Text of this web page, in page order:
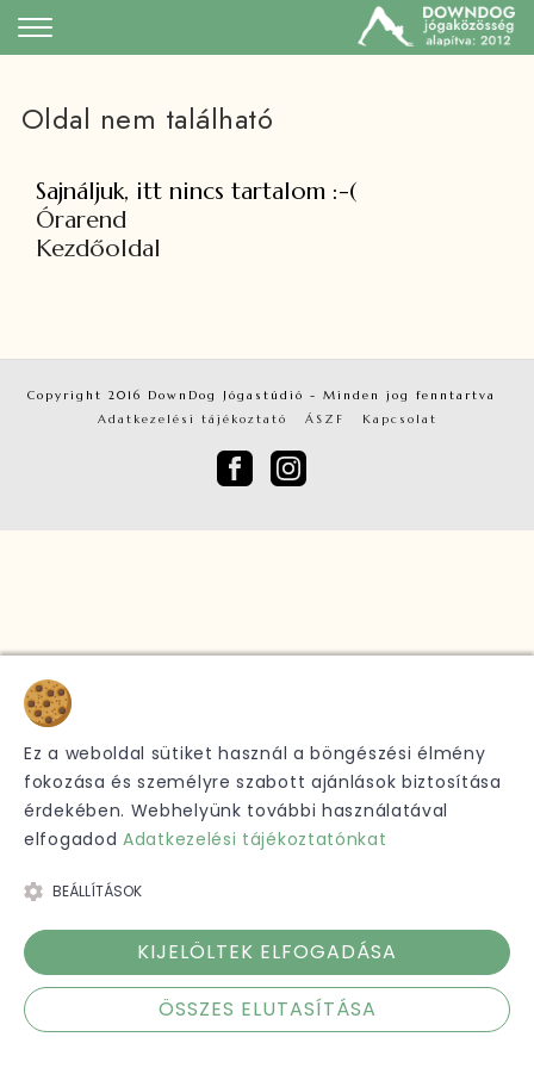
Oldal nem található
Sajnáljuk, itt nincs tartalom :-(
Órarend
Kezdőoldal
Copyright 2016 DownDog Jógastúdió - Minden jog fenntartva
Adatkezelési tájékoztató
ÁSZF Kapcsolat
Ez a weboldal sütiket használ a böngészési élmény
fokozása és személyre szabott ajánlások biztosítása
érdekében. Webhelyünk további használatával
elfogadod Adatkezelési tájékoztatónkat
BEÁLLÍTÁSOK
KIJELÖLTEK ELFOGADÁSA
ÖSSZES ELUTASÍTÁSA